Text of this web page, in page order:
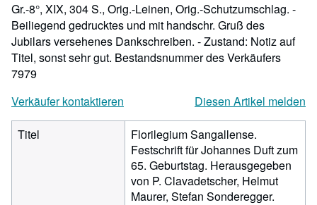
Gr.-8°, XIX, 304 S., Orig.-Leinen, Orig.-Schutzumschlag. -
Beiliegend gedrucktes und mit handschr. Gruß des
Jubilars versehenes Dankschreiben. - Zustand: Notiz auf
Titel, sonst sehr gut. Bestandsnummer des Verkäufers
7979
Verkäufer kontaktieren
Diesen Artikel melden
Titel
Florilegium Sangallense.
Festschrift für Johannes Duft zum
65. Geburtstag. Herausgegeben
von P. Clavadetscher, Helmut
Maurer, Stefan Sonderegger.